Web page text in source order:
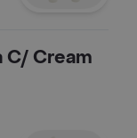
C/ Cream